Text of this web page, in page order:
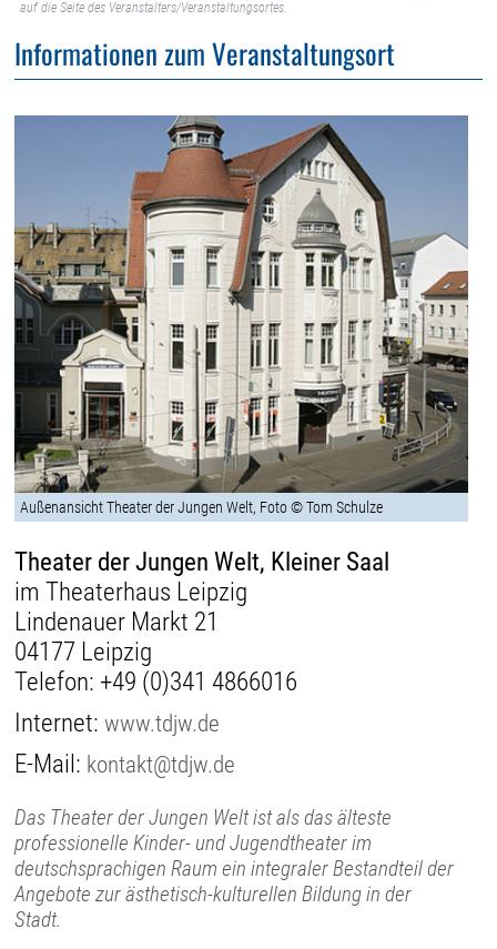
auf die Seite des Veranstalters/Veranstaltungsortes.
Informationen zum Veranstaltungsort
Außenansicht Theater der Jungen Welt, Foto © Tom Schulze
Theater der Jungen Welt, Kleiner Saal
im Theaterhaus Leipzig
Lindenauer Markt 21
04177 Leipzig
Telefon: +49 (0)341 4866016
Internet:www.tdjw.de
E-Mail: kontakt@tdjw.de
Das Theater der Jungen Welt ist als das älteste
professionelle Kinder- und Jugendtheater im
deutschsprachigen Raum ein integraler Bestandteil der
Angebote zur ästhetisch-kulturellen Bildung in der
Stadt.